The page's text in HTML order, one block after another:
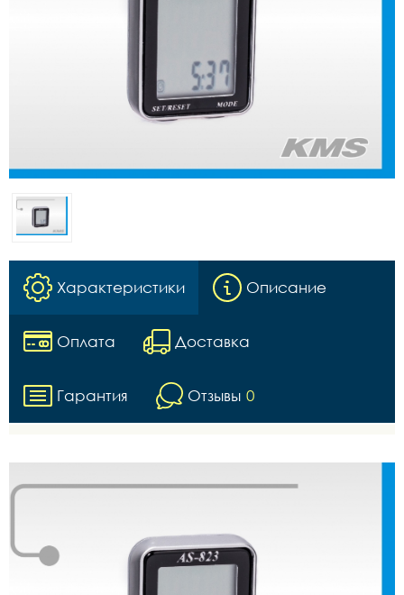
Характеристики Описание
Оплата Доставка
Гарантия Отзывы 0